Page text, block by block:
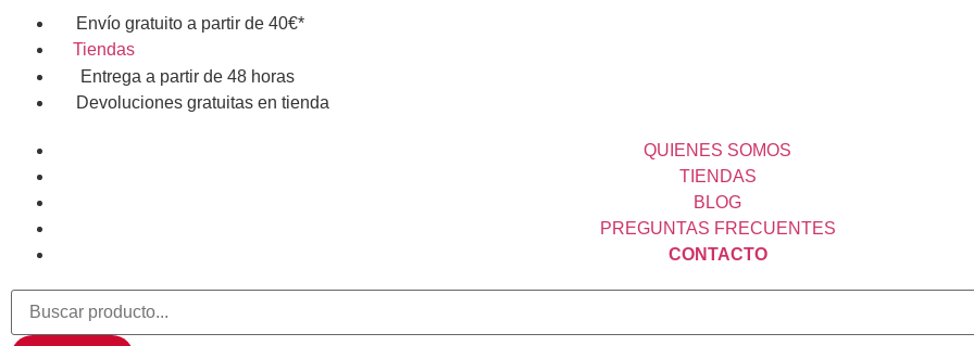
Envío gratuito a partir de 40€*
Tiendas
Entrega a partir de 48 horas
Devoluciones gratuitas en tienda
QUIENES SOMOS
TIENDAS
BLOG
PREGUNTAS FRECUENTES
CONTACTO